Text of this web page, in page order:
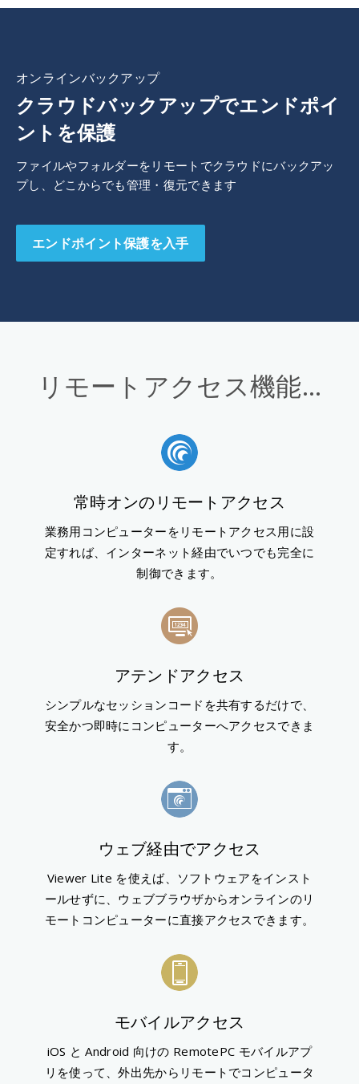
オンラインバックアップ
クラウドバックアップでエンドポイ
ントを保護
ファイルやフォルダーをリモートでクラウドにバックアッ
プし、どこからでも管理・復元できます
エンドポイント保護を入手
リモートアクセス機能...
常時オンのリモートアクセス
業務用コンピューターをリモートアクセス用に設
定すれば、インターネット経由でいつでも完全に
制御できます。
アテンドアクセス
シンプルなセッションコードを共有するだけで、
安全かつ即時にコンピューターへアクセスできま
す。
ウェブ経由でアクセス
Viewer Lite を使えば、ソフトウェアをインスト
ールせずに、ウェブブラウザからオンラインのリ
モートコンピューターに直接アクセスできます。
モバイルアクセス
iOS と Android 向けの RemotePC モバイルアプ
リを使って、外出先からリモートでコンピュータ